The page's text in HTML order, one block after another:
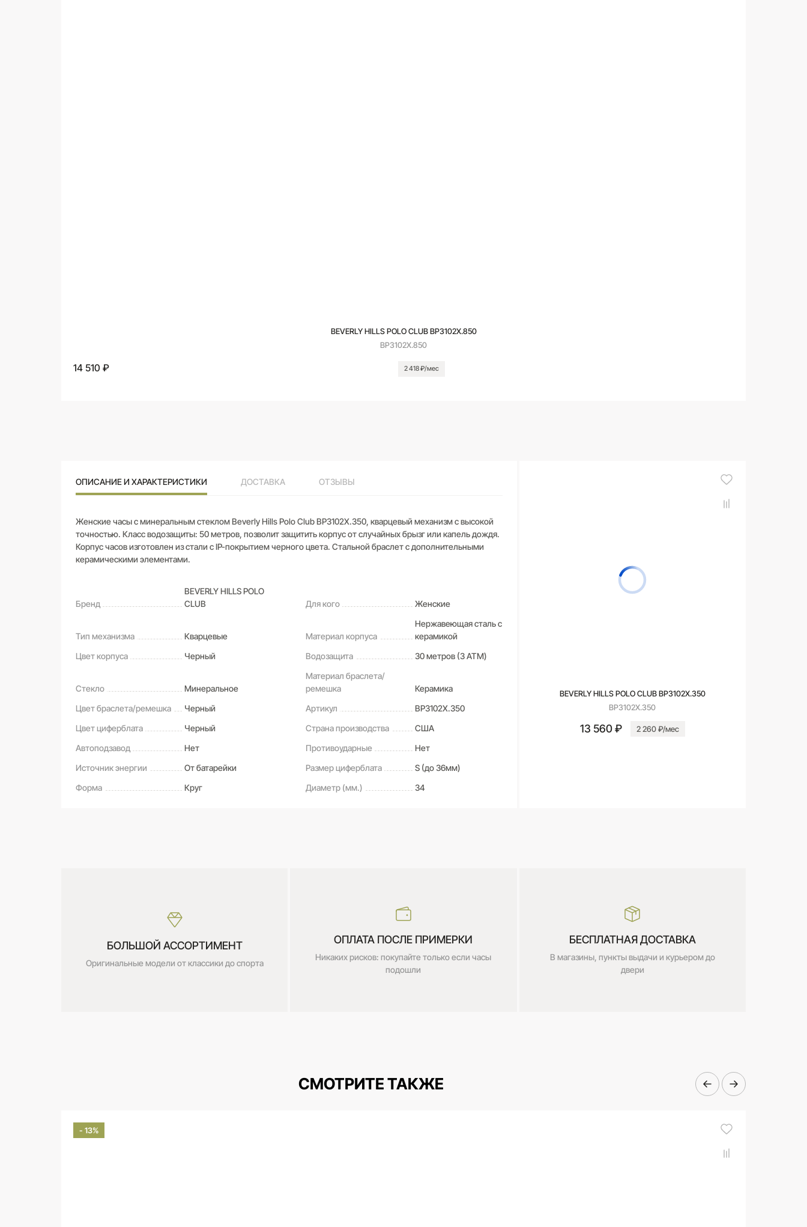
BEVERLY HILLS POLO CLUB BP3102X.850
BP3102X.850
14 510 ₽ 2 418 ₽/мес
ОПИСАНИЕ И ХАРАКТЕРИСТИКИ ДОСТАВКА ОТЗЫВЫ
Женские часы с минеральным стеклом Beverly Hills Polo Club BP3102X.350, кварцевый механизм с высокой
точностью. Класс водозащиты: 50 метров, позволит защитить корпус от случайных брызг или капель дождя.
Корпус часов изготовлен из стали c IP-покрытием черного цвета. Стальной браслет с дополнительными
керамическими элементами.
Бренд
BEVERLY HILLS POLO
CLUB
Для кого Женские
Тип механизма Кварцевые Материал корпуса
Нержавеющая сталь с
керамикой
Цвет корпуса
Черный Водозащита 30 метров (3 ATM)
Стекло Минеральное
Материал браслета/
ремешка
Керамика
Цвет браслета/ремешка
Черный Артикул
BP3102X.350
Цвет циферблата
Черный Страна производства
США
Автоподзавод
Нет Противоударные
Нет
Источник энергии
От батарейки Размер циферблата
S (до 36мм)
Форма
Круг Диаметр (мм.) 34
BEVERLY HILLS POLO CLUB BP3102X.350
BP3102X.350
13 560 ₽ 2 260 ₽/мес
БОЛЬШОЙ АССОРТИМЕНТ
Оригинальные модели от классики до спорта
ОПЛАТА ПОСЛЕ ПРИМЕРКИ
Никаких рисков: покупайте только если часы
подошли
БЕСПЛАТНАЯ ДОСТАВКА
В магазины, пункты выдачи и курьером до
двери
СМОТРИТЕ ТАКЖЕ
- 13%